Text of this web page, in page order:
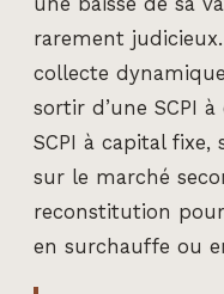
rarement
collecte
sortir d’une SCPI
SCPI à capital fixe,
sur le marché
reconstitution
en surchauffe ou